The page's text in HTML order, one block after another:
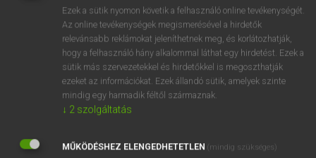
NINCS ELŐFIZETÉSED?
Nincs regisztrációm és előfizetésem. A szótár 2 órás,
díjmentes próbaverziójának elindításához regisztrálok és
belépek.
REGISZTRÁCIÓ
Ezek a sütik nyomon követik a felhasználó online tevékenységét.
Az online tevékenységek megismerésével a hirdetők
relevánsabb reklámokat jeleníthetnek meg, és korlátozhatják,
hogy a felhasználó hány alkalommal láthat egy hirdetést. Ezek a
sütik más szervezetekkel és hirdetőkkel is megoszthatják
ezeket az információkat. Ezek állandó sütik, amelyek szinte
mindig egy harmadik féltől származnak.
↓ 2 szolgáltatás
MŰKÖDÉSHEZ ELENGEDHETETLEN (mindig szükséges)